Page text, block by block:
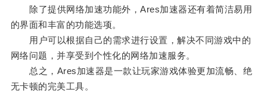
除了提供网络加速功能外，Ares加速器还有着简洁易用
的界面和丰富的功能选项。
用户可以根据自己的需求进行设置，解决不同游戏中的
网络问题，并享受到个性化的网络加速服务。
总之，Ares加速器是一款让玩家游戏体验更加流畅、绝
无卡顿的完美工具。